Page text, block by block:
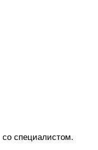
со специалистом.